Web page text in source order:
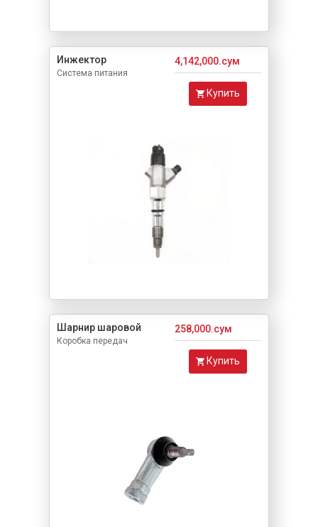
Инжектор
Система питания
4,142,000.сум
Купить
Шарнир шаровой
Коробка передач
258,000.сум
Купить